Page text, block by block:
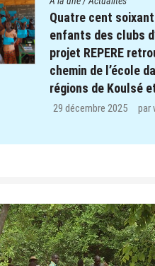
Quatre cent
enfants des clubs
projet REPERE
chemin de l’école
régions de Koulsé
29 décembre 2025 par